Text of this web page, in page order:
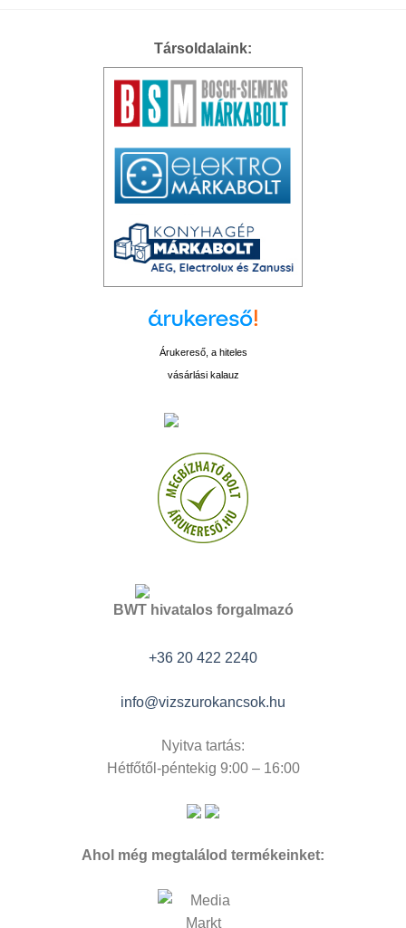
Társoldalaink:
Árukereső, a hiteles
vásárlási kalauz
BWT hivatalos forgalmazó
+36 20 422 2240
info@vizszurokancsok.hu
Nyitva tartás:
Hétfőtől-péntekig 9:00 – 16:00
Ahol még megtalálod termékeinket: